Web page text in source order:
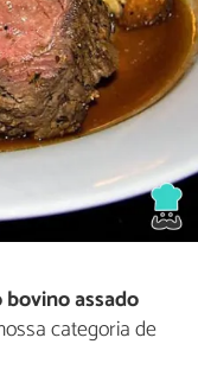
assado
categoria de